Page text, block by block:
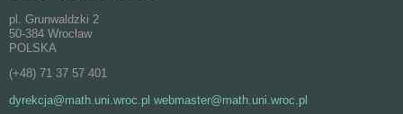
pl. Grunwaldzki 2
50-384 Wrocław
POLSKA
(+48) 71 37 57 401
dyrekcja@math.uni.wroc.pl webmaster@math.uni.wroc.pl